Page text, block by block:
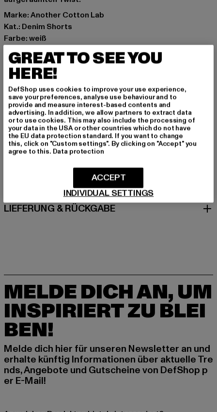
Marke: Another Cotton Lab
Kat.: Denim Shorts
Farbe: weiß
Hersteller Farbe: white
Materialzusammensetzung: 50% Baumwolle, 45%
Polyester, 5% Elasthan
Art.Nr: PD00006792-00220
Hersteller: Urban Styles Agency GmbH & Co. KG |
agentur@urbanstylesagency.com
Schanzenstraße 41 | 51063 Köln | DE
GRÖSSE & PASSFORM
PFLEGEHINWEISE
LIEFERUNG & RÜCKGABE
MELDE DICH AN, UM
INSPIRIERT ZU BLEI
BEN!
Melde dich hier für unseren Newsletter an und
erhalte künftig Informationen über aktuelle Tre
nds, Angebote und Gutscheine von DefShop p
er E-Mail!
GREAT TO SEE YOU
HERE!
DefShop uses cookies to improve your use experience,
save your preferences, analyse use behaviour and to
provide and measure interest-based contents and
advertising. In addition, we allow partners to extract data
or to use cookies. This may also include the processing of
your data in the USA or other countries which do not have
the EU data protection standard. If you want to change
this, click on "Custom settings". By clicking on "Accept" you
agree to this. Data protection
INDIVIDUAL SETTINGS
ACCEPT